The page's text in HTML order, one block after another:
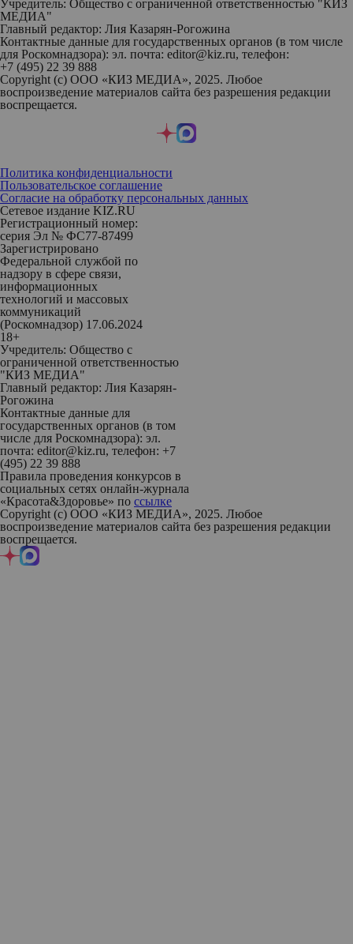
Учредитель: Общество с ограниченной ответственностью "КИЗ
МЕДИА"
Главный редактор: Лия Казарян-Рогожина
Контактные данные для государственных органов (в том числе
для Роскомнадзора): эл. почта: editor@kiz.ru, телефон:
+7 (495) 22 39 888
Copyright (с) ООО «КИЗ МЕДИА», 2025. Любое
воспроизведение материалов сайта без разрешения редакции
воспрещается.
Политика конфиденциальности
Пользовательское соглашение
Согласие на обработку персональных данных
Сетевое издание KIZ.RU
Регистрационный номер:
серия Эл № ФС77-87499
Зарегистрировано
Федеральной службой по
надзору в сфере связи,
информационных
технологий и массовых
коммуникаций
(Роскомнадзор) 17.06.2024
18+
Учредитель: Общество с
ограниченной ответственностью
"КИЗ МЕДИА"
Главный редактор: Лия Казарян-
Рогожина
Контактные данные для
государственных органов (в том
числе для Роскомнадзора): эл.
почта: editor@kiz.ru, телефон: +7
(495) 22 39 888
Правила проведения конкурсов в
социальных сетях онлайн-журнала
«Красота&Здоровье» по ссылке
Copyright (с) ООО «КИЗ МЕДИА», 2025. Любое
воспроизведение материалов сайта без разрешения редакции
воспрещается.